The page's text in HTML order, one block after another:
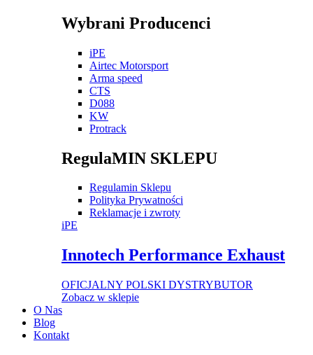
Wybrani Producenci
iPE
Airtec Motorsport
Arma speed
CTS
D088
KW
Protrack
RegulaMIN SKLEPU
Regulamin Sklepu
Polityka Prywatności
Reklamacje i zwroty
iPE
Innotech Performance Exhaust
OFICJALNY POLSKI DYSTRYBUTOR
Zobacz w sklepie
O Nas
Blog
Kontakt